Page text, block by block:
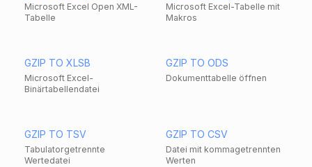
Microsoft Excel Open XML-
Tabelle
Microsoft Excel-Tabelle mit
Makros
GZIP TO XLSB
Microsoft Excel-
Binärtabellendatei
GZIP TO ODS
Dokumenttabelle öffnen
GZIP TO TSV
Tabulatorgetrennte
Wertedatei
GZIP TO CSV
Datei mit kommagetrennten
Werten